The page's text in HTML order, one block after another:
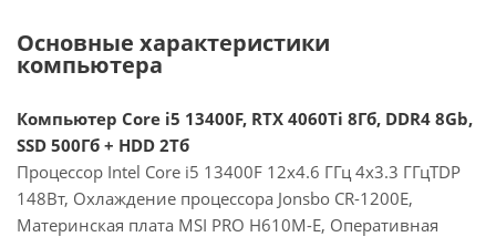
Основные характеристики
компьютера
Компьютер Core i5 13400F, RTX 4060Ti 8Гб, DDR4 8Gb,
SSD 500Гб + HDD 2Тб
Процессор Intel Core i5 13400F 12x4.6 ГГц 4x3.3 ГГцTDP
148Вт, Охлаждение процессора Jonsbo CR-1200E,
Материнская плата MSI PRO H610M-E, Оперативная